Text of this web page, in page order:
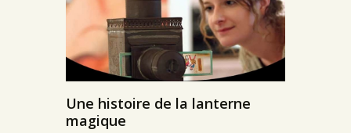
Une histoire de la lanterne
magique